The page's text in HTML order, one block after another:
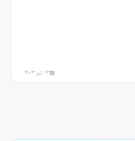
13 تیر 1403